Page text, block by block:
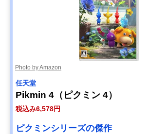
Photo by Amazon
任天堂
Pikmin 4（ピクミン 4）
税込み6,578円
ピクミンシリーズの傑作